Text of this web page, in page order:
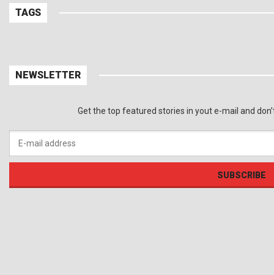
TAGS
NEWSLETTER
Get the top featured stories in yout e-mail and